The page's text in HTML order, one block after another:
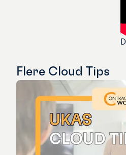
Flere Cloud Tips